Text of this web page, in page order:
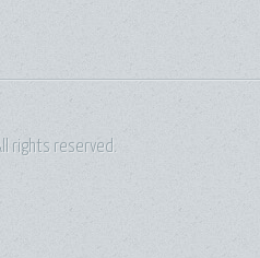
rights reserved.